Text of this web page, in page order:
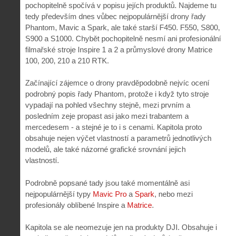
pochopitelně spočívá v popisu jejích produktů. Najdeme tu
tedy především dnes vůbec nejpopulárnější drony řady
Phantom, Mavic a Spark, ale také starší F450. F550, S800,
S900 a S1000. Chybět pochopitelně nesmí ani profesionální
filmařské stroje Inspire 1 a 2 a průmyslové drony Matrice
100, 200, 210 a 210 RTK.
Začínající zájemce o drony pravděpodobně nejvíc ocení
podrobný popis řady Phantom, protože i když tyto stroje
vypadají na pohled všechny stejně, mezi prvním a
posledním zeje propast asi jako mezi trabantem a
mercedesem - a stejné je to i s cenami. Kapitola proto
obsahuje nejen výčet vlastností a parametrů jednotlivých
modelů, ale také názorné grafické srovnání jejich
vlastností.
Podrobně popsané tady jsou také momentálně asi
nejpopulárnější typy Mavic Pro a Spark, nebo mezi
profesionály oblíbené Inspire a Matrice.
Kapitola se ale neomezuje jen na produkty DJI. Obsahuje i